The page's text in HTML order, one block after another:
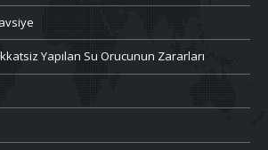
Yapılan Su Orucunun Zararları